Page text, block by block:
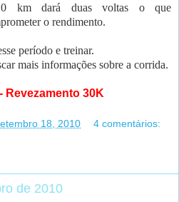
km dará duas voltas o que
o rendimento.
período e treinar.
mais informações sobre a corrida.
Revezamento 30K
18, 2010 4 comentários:
de 2010